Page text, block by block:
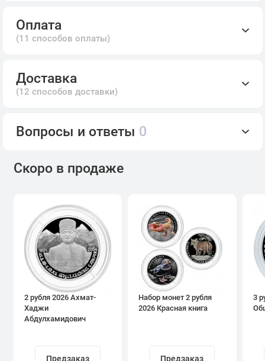
Оплата
(11 способов оплаты)
Доставка
(12 способов доставки)
Вопросы и ответы 0
Скоро в продаже
2 рубля 2026 Ахмат-
Хаджи
Абдулхамидович
Предзаказ
Набор монет 2 рубля
2026 Красная книга
Предзаказ
3